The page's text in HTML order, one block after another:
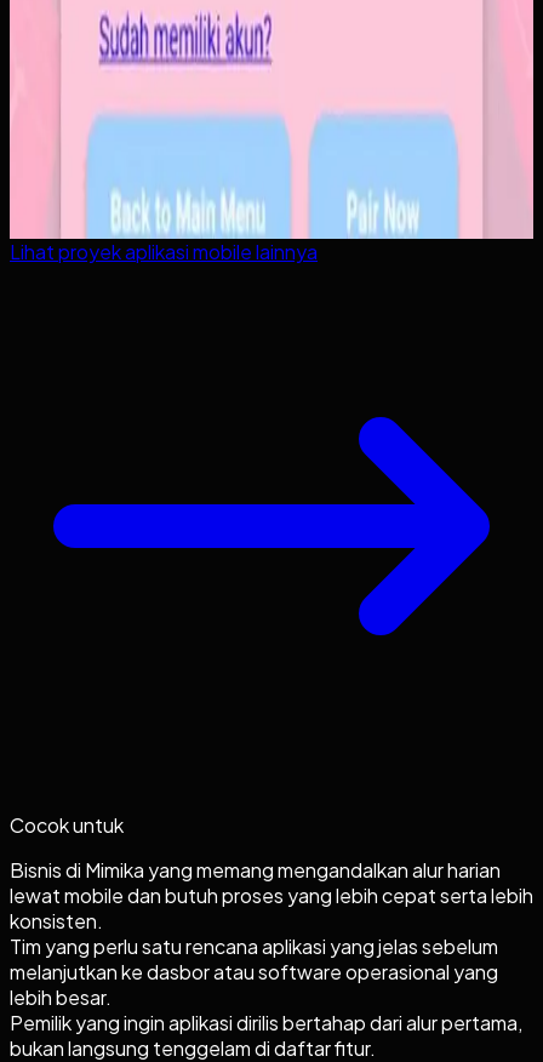
Lihat proyekaplikasi mobilelainnya
Cocok untuk
Bisnis di Mimika yang memang mengandalkan alur harian
lewat mobile dan butuh proses yang lebih cepat serta lebih
konsisten.
Tim yang perlu satu rencana aplikasi yang jelas sebelum
melanjutkan ke dasbor atau software operasional yang
lebih besar.
Pemilik yang ingin aplikasi dirilis bertahap dari alur pertama,
bukan langsung tenggelam di daftar fitur.